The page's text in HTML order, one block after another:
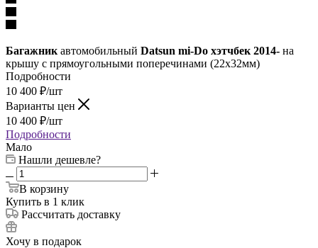
Багажник автомобильный Datsun mi-Do хэтчбек 2014- на
крышу с прямоугольными поперечинами (22х32мм)
Подробности
10 400 ₽/шт
Варианты цен
10 400 ₽/шт
Подробности
Мало
Нашли дешевле?
В корзину
Купить в 1 клик
Рассчитать доставку
Хочу в подарок